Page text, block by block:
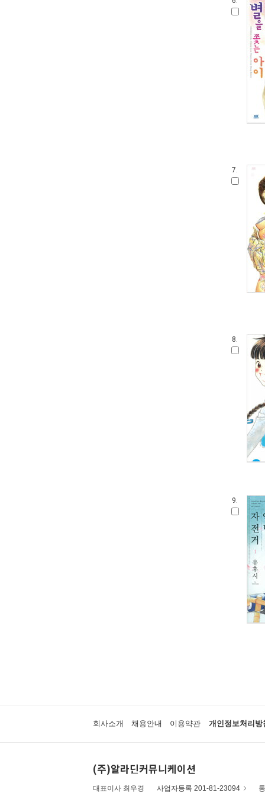
7.
8.
9.
회사소개 채용안내 이용약관 개인정보처리방
(주)알라딘커뮤니케이션
대표이사 최우경 사업자등록 201-81-23094